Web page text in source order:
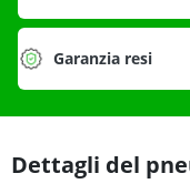
Garanzia resi
Dettagli del